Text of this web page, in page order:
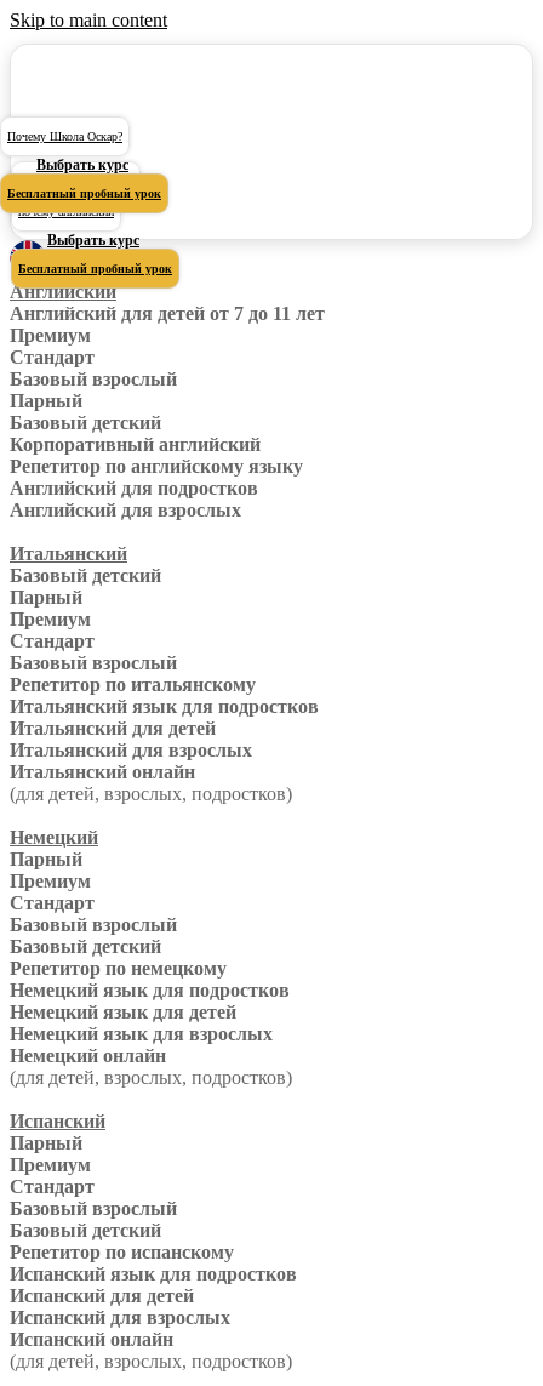
Skip to main content
почему английский
Выбрать курс
Бесплатный пробный урок
Английский
Английский для детей от 7 до 11 лет
Премиум
Стандарт
Базовый взрослый
Парный
Базовый детский
Корпоративный английский
Репетитор по английскому языку
Английский для подростков
Английский для взрослых
Итальянский
Базовый детский
Парный
Премиум
Стандарт
Базовый взрослый
Репетитор по итальянскому
Итальянский язык для подростков
Итальянский для детей
Итальянский для взрослых
Итальянский онлайн
(для детей, взрослых, подростков)
Немецкий
Парный
Премиум
Стандарт
Базовый взрослый
Базовый детский
Репетитор по немецкому
Немецкий язык для подростков
Немецкий язык для детей
Немецкий язык для взрослых
Немецкий онлайн
(для детей, взрослых, подростков)
Испанский
Парный
Премиум
Стандарт
Базовый взрослый
Базовый детский
Репетитор по испанскому
Испанский язык для подростков
Испанский для детей
Испанский для взрослых
Испанский онлайн
(для детей, взрослых, подростков)
Почему Школа Оскар?
Выбрать курс
Бесплатный пробный урок